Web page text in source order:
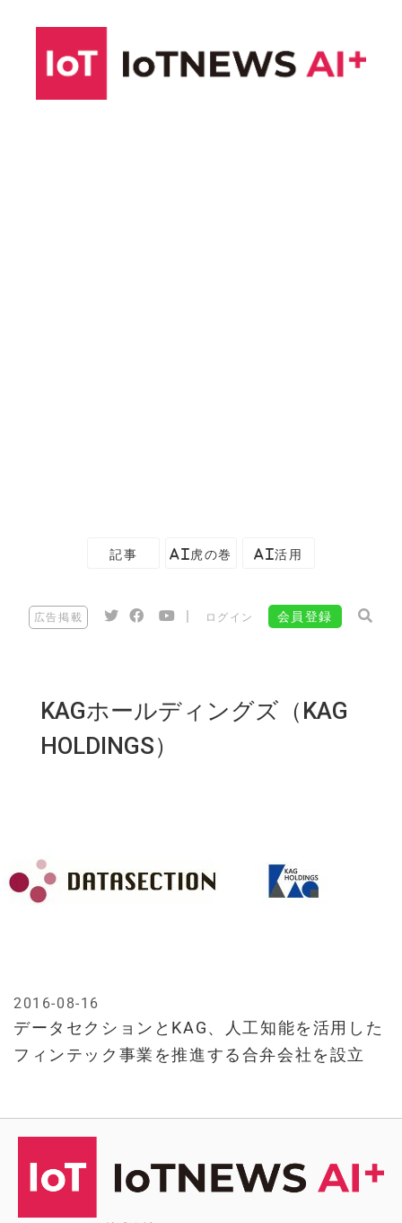
記事 AI虎の巻 AI活用
広告掲載 ログイン 会員登録
KAGホールディングズ（KAG
HOLDINGS）
データセクションとKAG、人工知能を活用した
フィンテック事業を推進する合弁会社を設立
2016-08-16